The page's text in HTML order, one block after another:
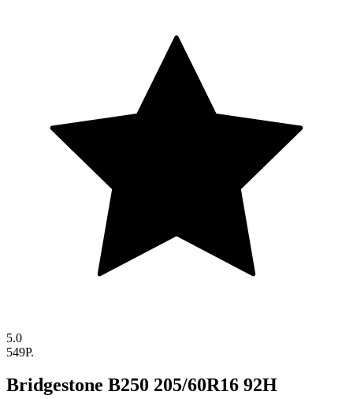
5.0
549P.
Bridgestone B250 205/60R16 92H